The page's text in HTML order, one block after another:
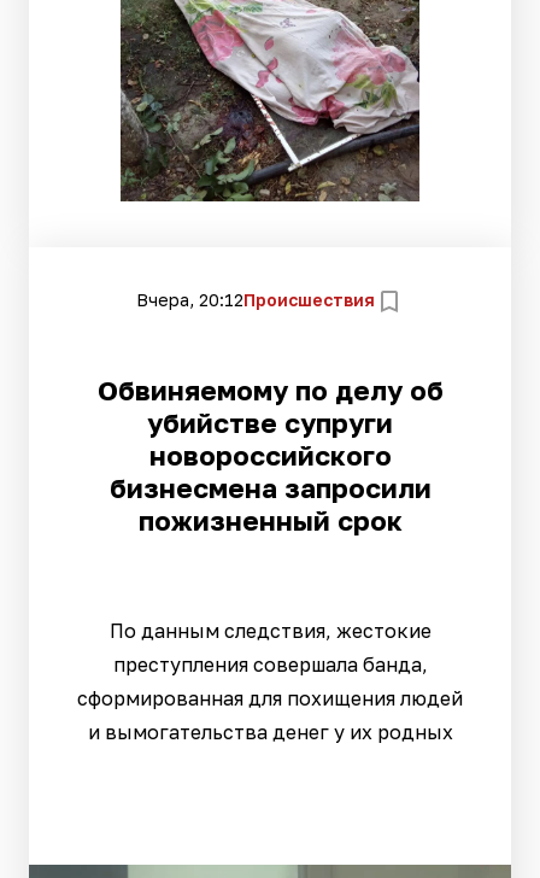
Вчера, 20:12Происшествия
Обвиняемому по делу об
убийстве супруги
новороссийского
бизнесмена запросили
пожизненный срок
По данным следствия, жестокие
преступления совершала банда,
сформированная для похищения людей
и вымогательства денег у их родных